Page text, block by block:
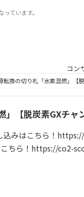
ています。
コン
転換の切り札「水素混燃」【
」【脱炭素GXチャ
込みはこちら！
ちら！https://co2-